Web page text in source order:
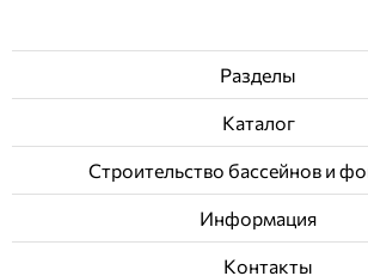
Разделы
Каталог
Строительство бассейнов и
Информация
Контакты